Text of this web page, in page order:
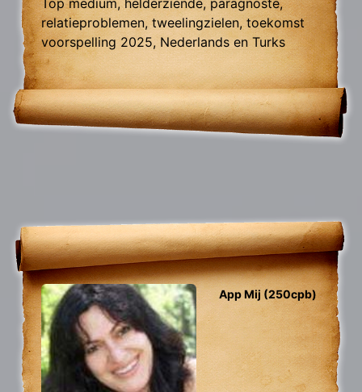
relatieproblemen, tweelingzielen, toekomst
voorspelling 2025, Nederlands en Turks
sprekend.
App Mij (250cpb)